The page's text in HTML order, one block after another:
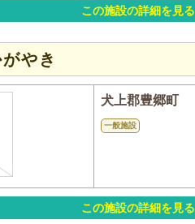
この施設の詳細を見る
やき
犬上郡豊郷町
一般施設
この施設の詳細を見る